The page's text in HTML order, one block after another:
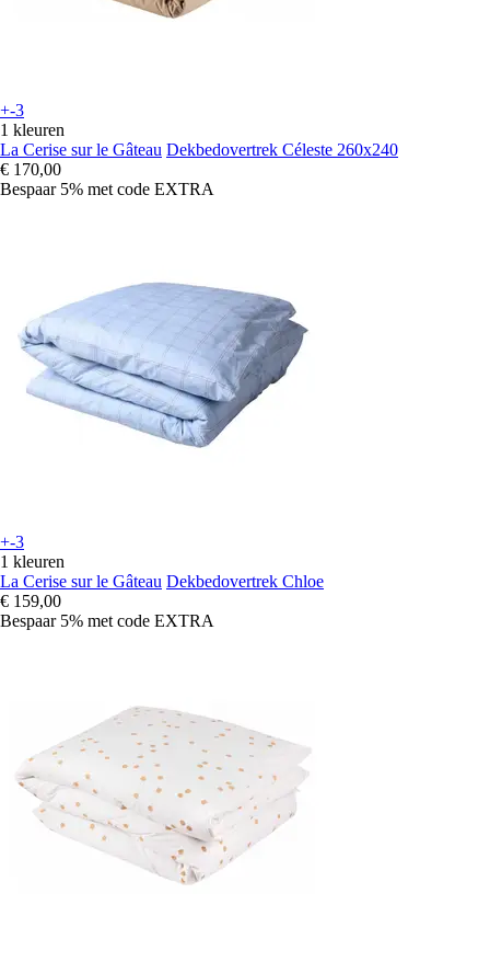
+-3
1 kleuren
La Cerise sur le Gâteau Dekbedovertrek Céleste 260x240
€ 170,00
Bespaar 5% met code EXTRA
+-3
1 kleuren
La Cerise sur le Gâteau Dekbedovertrek Chloe
€ 159,00
Bespaar 5% met code EXTRA